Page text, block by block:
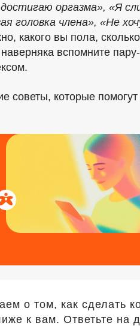
оргазма», «Я
головка члена», «Не
какого вы пола,
вспомните
советы, которые помогут
о том, как сделать
к вам. Ответьте на